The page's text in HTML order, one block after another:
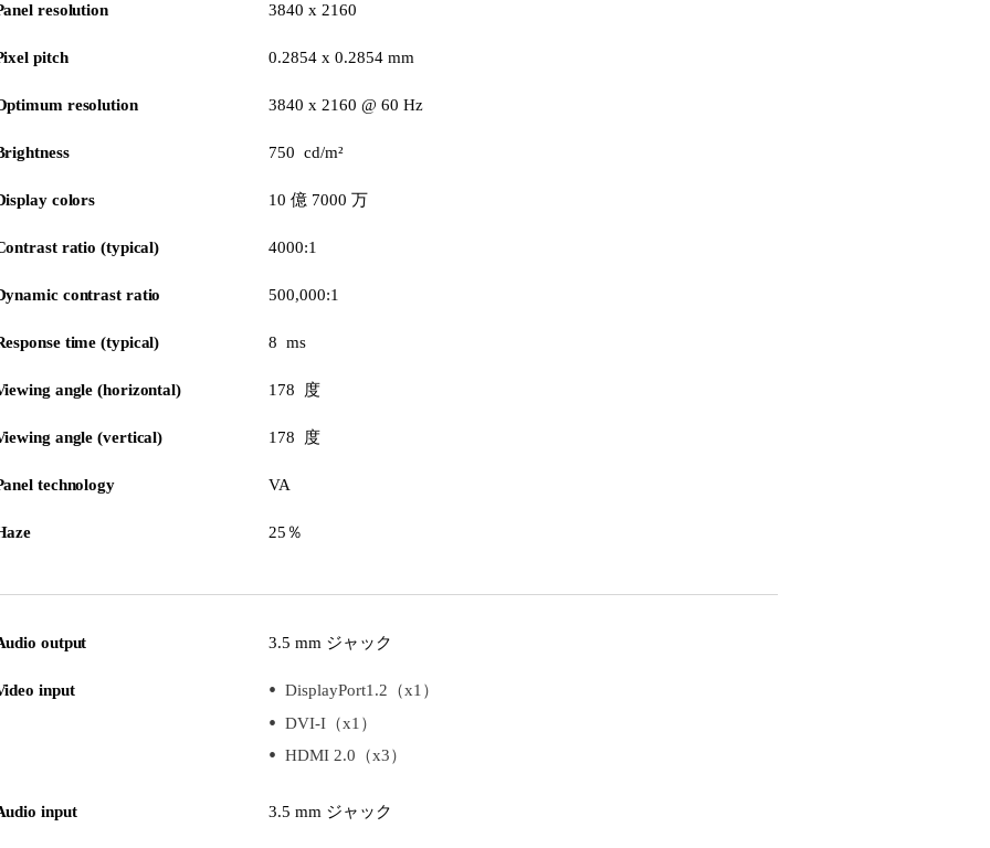
resolution 3840 x 2160
pitch 0.2854 x 0.2854 mm
resolution 3840 x 2160 @ 60 Hz
750 cd/m²
colors 10 億 7000 万
ratio (typical) 4000:1
contrast ratio 500,000:1
time (typical) 8 ms
angle (horizontal) 178 度
angle (vertical) 178 度
technology VA
25％
output 3.5 mm ジャック
input
DisplayPort1.2（x1）
DVI-I（x1）
HDMI 2.0（x3）
input 3.5 mm ジャック